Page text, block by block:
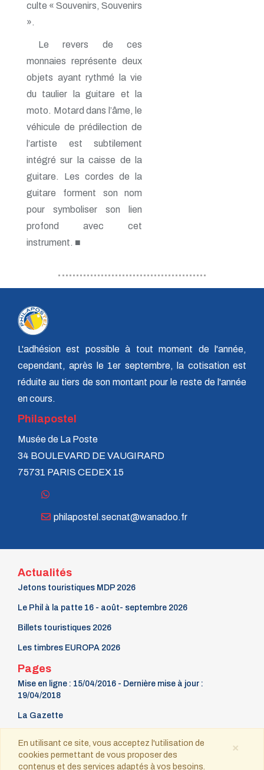
culte « Souvenirs, Souvenirs
».
Le revers de ces
monnaies représente deux
objets ayant rythmé la vie
du taulier la guitare et la
moto. Motard dans l’âme, le
véhicule de prédilection de
l’artiste est subtilement
intégré sur la caisse de la
guitare. Les cordes de la
guitare forment son nom
pour symboliser son lien
profond avec cet
instrument. ■
L'adhésion est possible à tout moment de l'année,
cependant, après le 1er septembre, la cotisation est
réduite au tiers de son montant pour le reste de l'année
en cours.
Philapostel
Musée de La Poste
34 BOULEVARD DE VAUGIRARD
75731 PARIS CEDEX 15
philapostel.secnat@wanadoo.fr
Actualités
Jetons touristiques MDP 2026
Le Phil à la patte 16 - août- septembre 2026
Billets touristiques 2026
Les timbres EUROPA 2026
Pages
Mise en ligne : 15/04/2016 - Dernière mise à jour :
19/04/2018
La Gazette
Contact
×
En utilisant ce site, vous acceptez l'utilisation de
cookies permettant de vous proposer des
contenus et des services adaptés à vos besoins.